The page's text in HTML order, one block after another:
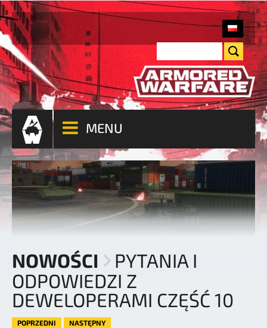
MENU
NOWOŚCI
PYTANIA I
ODPOWIEDZI Z
DEWELOPERAMI CZĘŚĆ 10
POPRZEDNI NASTĘPNY